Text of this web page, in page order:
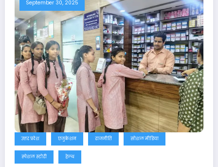
September 30, 2025
उत्तर प्रदेश एजुकेशन राजनीति सोशल मीडिया
स्पेशल स्टोरी हेल्थ